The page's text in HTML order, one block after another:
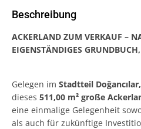
Beschreibung
ACKERLAND ZUM VERKAUF –
EIGENSTÄNDIGES
Gelegen im Stadtteil
dieses 511,00 m² große
eine einmalige Gelegenheit
als auch für zukünftige